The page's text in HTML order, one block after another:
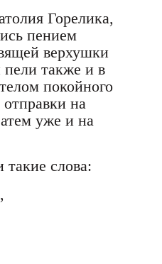
Горелика,
пением
верхушки
пели также и в
покойного
отправки на
уже и на
такие слова: